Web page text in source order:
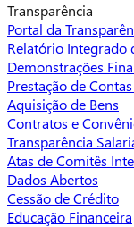
Transparência
Portal da
Relatório Integrado
Demonstrações
Prestação de Contas
Aquisição de Bens
Contratos e
Transparência
Atas de Comitês
Dados Abertos
Cessão de Crédito
Educação Financeira